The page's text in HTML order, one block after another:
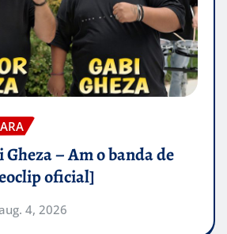
– Am o banda de
oficial]
4, 2026